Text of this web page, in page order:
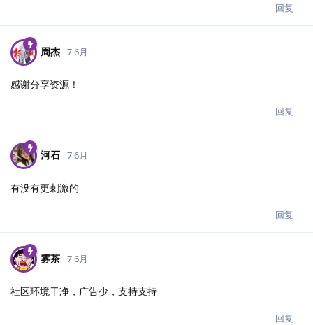
回复
周杰 7 6月
感谢分享资源！
回复
河石 7 6月
有没有更刺激的
回复
雾茶 7 6月
社区环境干净，广告少，支持支持
回复